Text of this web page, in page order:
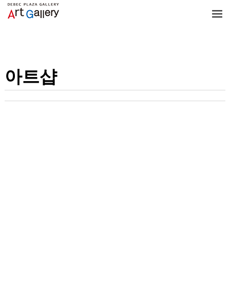
아트샵